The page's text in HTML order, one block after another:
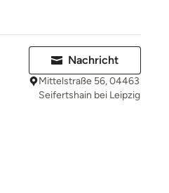
Nachricht
Mittelstraße 56, 04463
Seifertshain bei Leipzig